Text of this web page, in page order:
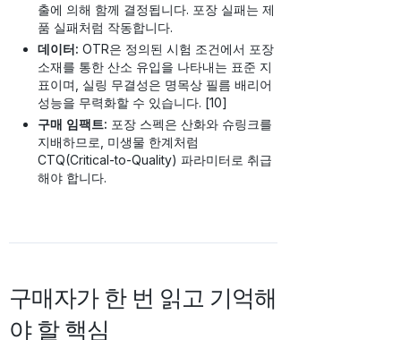
출에 의해 함께 결정됩니다. 포장 실패는 제
품 실패처럼 작동합니다.
데이터: OTR은 정의된 시험 조건에서 포장
소재를 통한 산소 유입을 나타내는 표준 지
표이며, 실링 무결성은 명목상 필름 배리어
성능을 무력화할 수 있습니다. [10]
구매 임팩트: 포장 스펙은 산화와 슈링크를
지배하므로, 미생물 한계처럼
CTQ(Critical-to-Quality) 파라미터로 취급
해야 합니다.
구매자가 한 번 읽고 기억해
야 할 핵심